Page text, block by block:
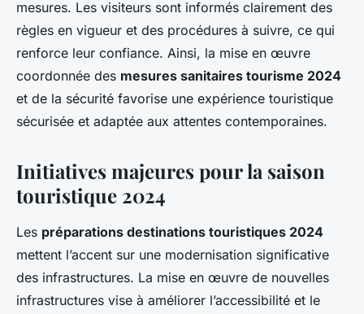
mesures. Les visiteurs sont informés clairement des
règles en vigueur et des procédures à suivre, ce qui
renforce leur confiance. Ainsi, la mise en œuvre
coordonnée des mesures sanitaires tourisme 2024
et de la sécurité favorise une expérience touristique
sécurisée et adaptée aux attentes contemporaines.
Initiatives majeures pour la saison
touristique 2024
Les préparations destinations touristiques 2024
mettent l’accent sur une modernisation significative
des infrastructures. La mise en œuvre de nouvelles
infrastructures vise à améliorer l’accessibilité et le